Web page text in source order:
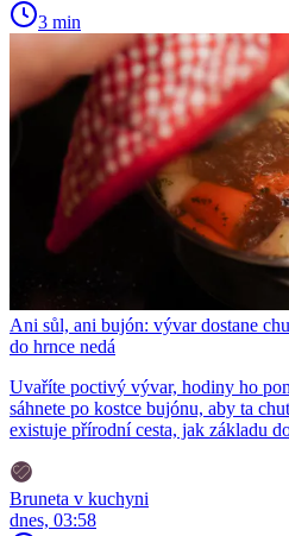
3 min
Ani sůl, ani bujón: vývar dostane
do hrnce nedá
Uvaříte poctivý vývar, hodiny ho
sáhnete po kostce bujónu, aby ta
existuje přírodní cesta, jak základu
Bruneta v kuchyni
dnes, 03:58